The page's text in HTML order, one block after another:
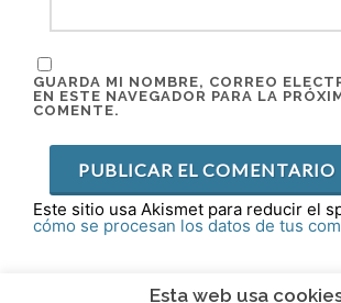
GUARDA MI NOMBRE, CORREO
EN ESTE NAVEGADOR PARA LA
COMENTE.
Este sitio usa Akismet para reducir el
cómo se procesan los datos de tus
Esta web usa